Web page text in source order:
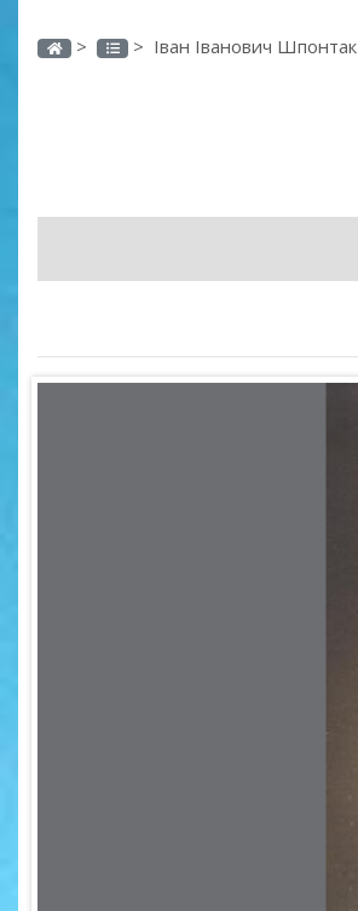
> > Іван Іванович Шпонтак